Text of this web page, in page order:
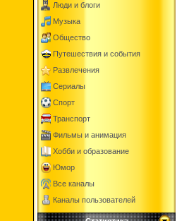
Люди и блоги
Музыка
Общество
Путешествия и события
Развлечения
Сериалы
Спорт
Транспорт
Фильмы и анимация
Хобби и образование
Юмор
Все каналы
Каналы пользователей